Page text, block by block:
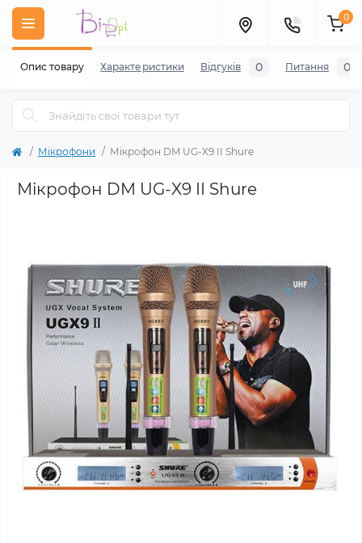
0
Мікрофони Мікрофон DM UG-X9 II Shure
Мікрофон DM UG-X9 II Shure
Опис товару Характеристики Відгуків 0 Питання 0